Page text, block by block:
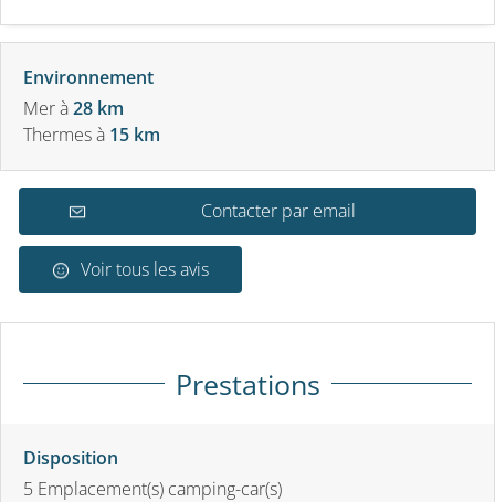
Environnement
Merà28 km
Thermesà 15 km
Contacter par email
Voir tous les avis
Prestations
Disposition
5 Emplacement(s) camping-car(s)